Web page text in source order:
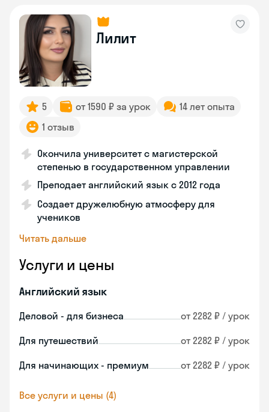
Лилит
5 от 1590 ₽ за урок
14 лет опыта
1 отзыв
Окончила университет с магистерской
степенью в государственном управлении
Преподает английский язык с 2012 года
Создает дружелюбную атмосферу для
учеников
Читать дальше
Услуги и цены
Английский язык
Деловой - для бизнеса от 2282 ₽ / урок
Для путешествий от 2282 ₽ / урок
Для начинающих - премиум от 2282 ₽ / урок
Все услуги и цены (4)